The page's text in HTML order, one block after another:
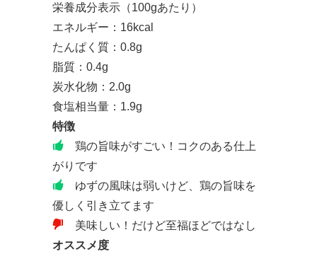
栄養成分表示（100gあたり）
エネルギー：16kcal
たんぱく質：0.8g
脂質：0.4g
炭水化物：2.0g
食塩相当量：1.9g
特徴
鶏の旨味がすごい！コクのある仕上
がりです
ゆずの風味は弱いけど、鶏の旨味を
優しく引き立てます
美味しい！だけど至福ほどではなし
オススメ度